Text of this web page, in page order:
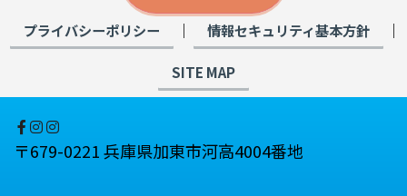
プライバシーポリシー ｜ 情報セキュリティ基本方針 ｜
SITE MAP
〒679-0221 兵庫県加東市河高4004番地